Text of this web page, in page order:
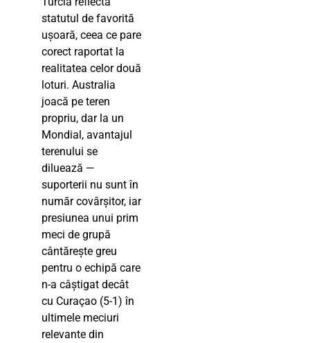
statutul de favorită
ușoară, ceea ce pare
corect raportat la
realitatea celor două
loturi. Australia
joacă pe teren
propriu, dar la un
Mondial, avantajul
terenului se
diluează —
suporterii nu sunt în
număr covârșitor, iar
presiunea unui prim
meci de grupă
cântărește greu
pentru o echipă care
n-a câștigat decât
cu Curaçao (5-1) în
ultimele meciuri
relevante din